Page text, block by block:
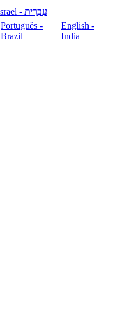
עִבְרִית - Israel
Português -
Brazil
English -
India